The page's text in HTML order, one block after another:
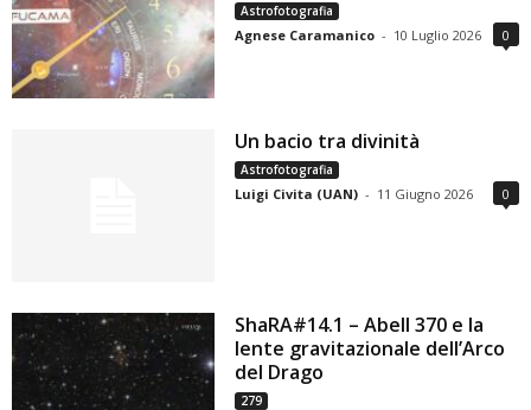
Astrofotografia
Agnese Caramanico - 10 Luglio 2026 0
Un bacio tra divinità
Astrofotografia
Luigi Civita (UAN) - 11 Giugno 2026 0
ShaRA#14.1 – Abell 370 e la
lente gravitazionale dell’Arco
del Drago
279